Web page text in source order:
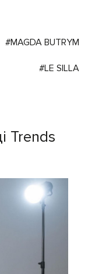
#MAGDA BUTRYM
#LE SILLA
Trends